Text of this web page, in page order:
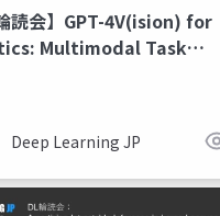
読会】GPT-4V(ision) for
Multimodal Task
Deep Learning JP